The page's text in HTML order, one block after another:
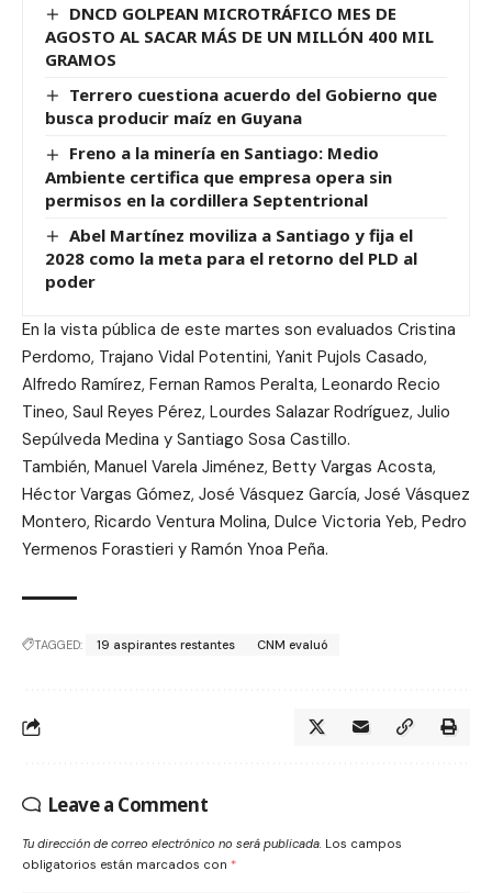
DNCD GOLPEAN MICROTRÁFICO MES DE
AGOSTO AL SACAR MÁS DE UN MILLÓN 400 MIL
GRAMOS
Terrero cuestiona acuerdo del Gobierno que
busca producir maíz en Guyana
Freno a la minería en Santiago: Medio
Ambiente certifica que empresa opera sin
permisos en la cordillera Septentrional
Abel Martínez moviliza a Santiago y fija el
2028 como la meta para el retorno del PLD al
poder
En la vista pública de este martes son evaluados Cristina
Perdomo, Trajano Vidal Potentini, Yanit Pujols Casado,
Alfredo Ramírez, Fernan Ramos Peralta, Leonardo Recio
Tineo, Saul Reyes Pérez, Lourdes Salazar Rodríguez, Julio
Sepúlveda Medina y Santiago Sosa Castillo.
También, Manuel Varela Jiménez, Betty Vargas Acosta,
Héctor Vargas Gómez, José Vásquez García, José Vásquez
Montero, Ricardo Ventura Molina, Dulce Victoria Yeb, Pedro
Yermenos Forastieri y Ramón Ynoa Peña.
TAGGED: 19 aspirantes restantes CNM evaluó
Leave a Comment
Tu dirección de correo electrónico no será publicada. Los campos
obligatorios están marcados con *